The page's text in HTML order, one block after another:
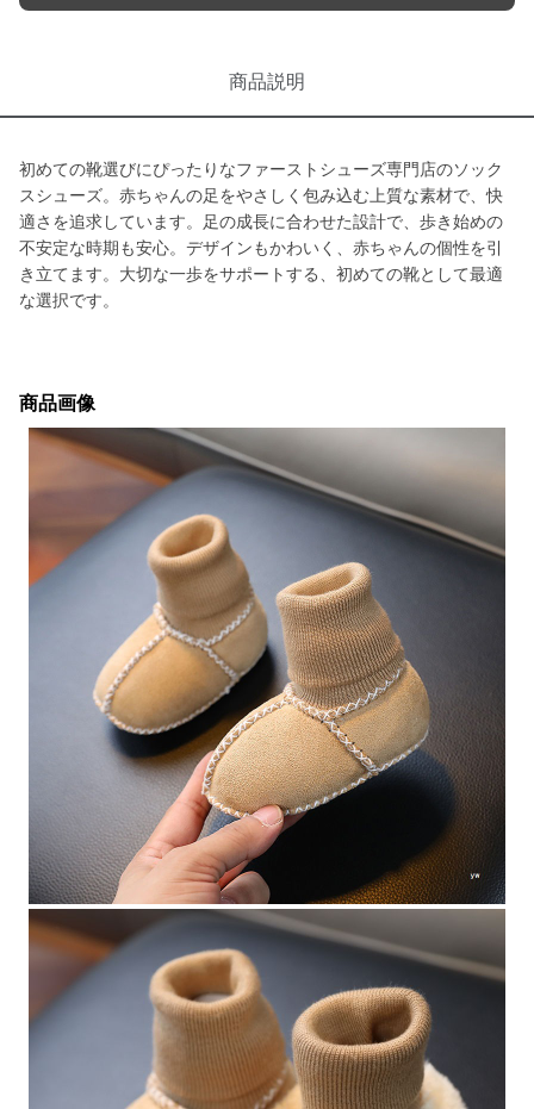
商品説明
初めての靴選びにぴったりなファーストシューズ専門店のソック
スシューズ。赤ちゃんの足をやさしく包み込む上質な素材で、快
適さを追求しています。足の成長に合わせた設計で、歩き始めの
不安定な時期も安心。デザインもかわいく、赤ちゃんの個性を引
き立てます。大切な一歩をサポートする、初めての靴として最適
な選択です。
商品画像